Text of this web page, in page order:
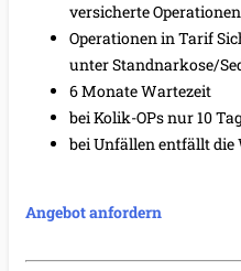
versicherte Operationen
Operationen in Tarif
unter Standnarkose/
6 Monate Wartezeit
bei Kolik-OPs nur 10
bei Unfällen entfällt die
Angebot anfordern